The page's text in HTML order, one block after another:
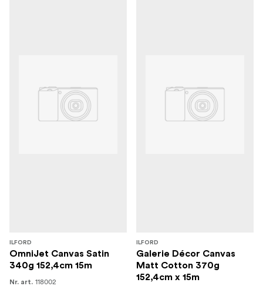
ILFORD
OmniJet Canvas Satin
340g 152,4cm 15m
Nr. art. 118002
ILFORD
Galerie Décor Canvas
Matt Cotton 370g
152,4cm x 15m